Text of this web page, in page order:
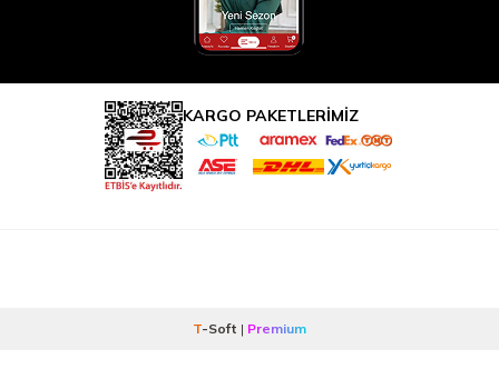
KARGO PAKETLERİMİZ
T-Soft | Premium